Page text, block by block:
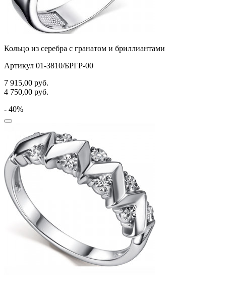
Кольцо из серебра с гранатом и бриллиантами
Артикул 01-3810/БРГР-00
7 915,00 руб.
4 750,00 руб.
- 40%